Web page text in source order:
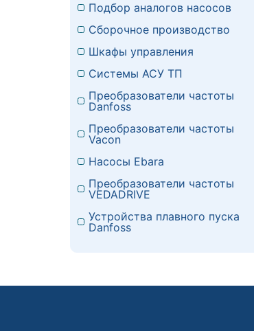
Подбор аналогов насосов
Сборочное производство
Шкафы управления
Системы АСУ ТП
Преобразователи частоты
Danfoss
Преобразователи частоты
Vacon
Насосы Ebara
Преобразователи частоты
VEDADRIVE
Устройства плавного пуска
Danfoss